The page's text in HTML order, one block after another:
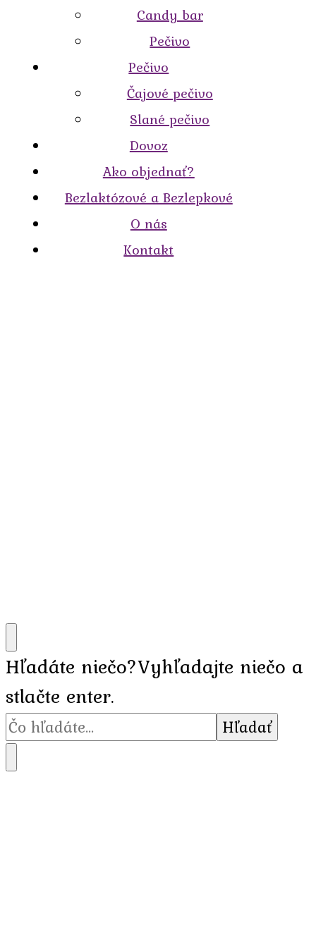
Candy bar
Pečivo
Pečivo
Čajové pečivo
Slané pečivo
Dovoz
Ako objednať?
Bezlaktózové a Bezlepkové
O nás
Kontakt
Hľadáte niečo?Vyhľadajte niečo a
stlačte enter.